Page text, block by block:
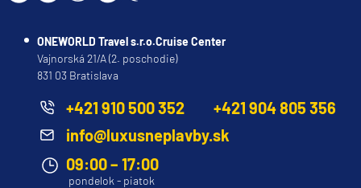
ONEWORLD Travel s.r.o.Cruise Center
Vajnorská 21/A (2. poschodie)
831 03 Bratislava
+421 910 500 352
+421 904 805 356
info@luxusneplavby.sk
09:00 – 17:00
pondelok - piatok